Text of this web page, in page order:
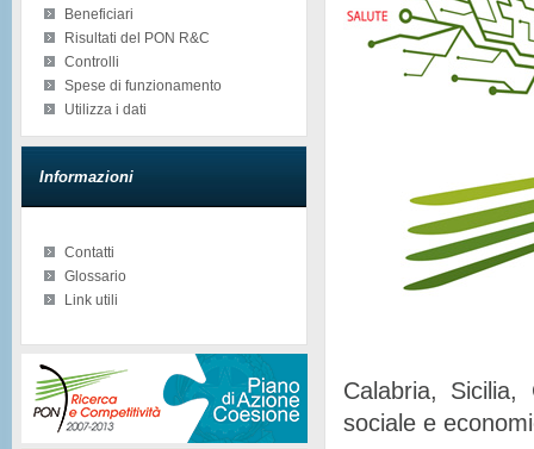
Beneficiari
Risultati del PON R&C
Controlli
Spese di funzionamento
Utilizza i dati
Informazioni
Contatti
Glossario
Link utili
Calabria, Sicilia,
sociale e